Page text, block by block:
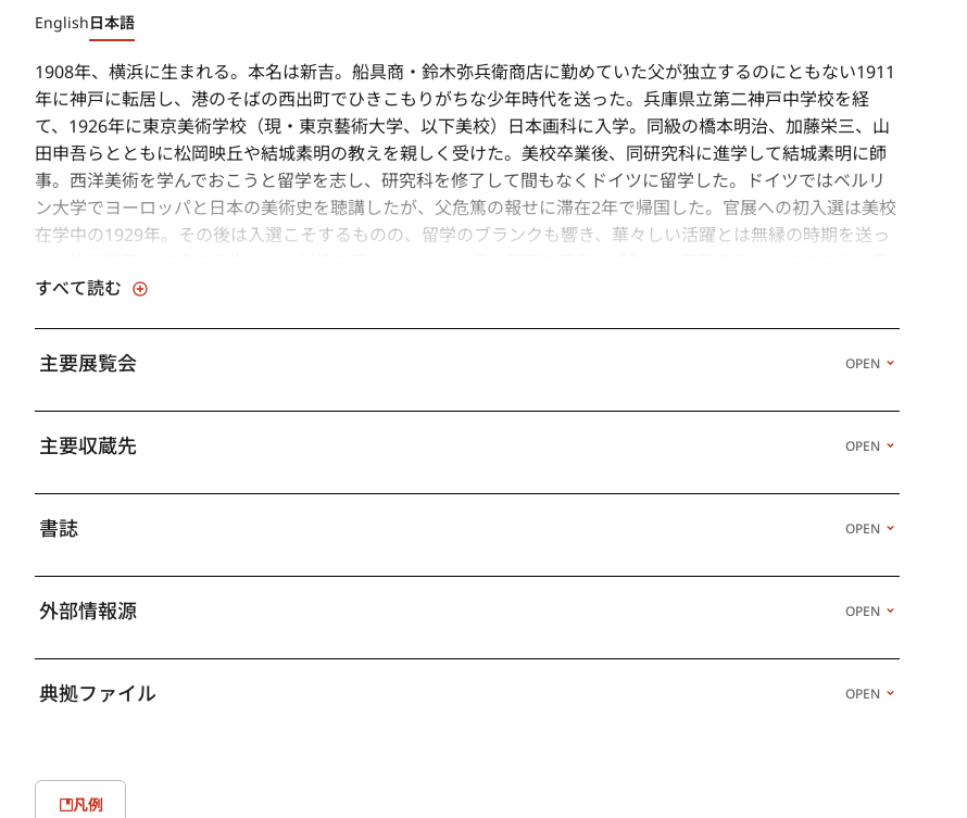
English日本語
1908年、横浜に生まれる。本名は新吉。船具商・鈴木弥兵衛商店に勤めていた父が独立するのにともない1911
年に神戸に転居し、港のそばの西出町でひきこもりがちな少年時代を送った。兵庫県立第二神戸中学校を経
て、1926年に東京美術学校（現・東京藝術大学、以下美校）日本画科に入学。同級の橋本明治、加藤栄三、山
田申吾らとともに松岡映丘や結城素明の教えを親しく受けた。美校卒業後、同研究科に進学して結城素明に師
事。西洋美術を学んでおこうと留学を志し、研究科を修了して間もなくドイツに留学した。ドイツではベルリ
ン大学でヨーロッパと日本の美術史を聴講したが、父危篤の報せに滞在2年で帰国した。官展への初入選は美校
在学中の1929年。その後は入選こそするものの、留学のブランクも響き、華々しい活躍とは無縁の時期を送っ
をした。
で穏健な洋画風、他方で太い輪郭線を用いてモチーフを単純化した作風があり、後者は新時代の表現を探求し
（日展）で特選となり、東山が世に知られるきっかけとなった。そして1950年、第6回日展に発表した《道》
風を掘り下げてゆく。それは写生を基盤に再現描写を離れ、簡潔な構図、単純化された形態、静謐さを感じさ
る》（1961年、東京国立近代美術館）といった作品に顕著に示された。この間、1955年に第11回日展に出品し
展の理事にも就任した。
すべて読む
主要展覧会 OPEN
主要収蔵先 OPEN
書誌 OPEN
外部情報源 OPEN
典拠ファイル OPEN
凡例